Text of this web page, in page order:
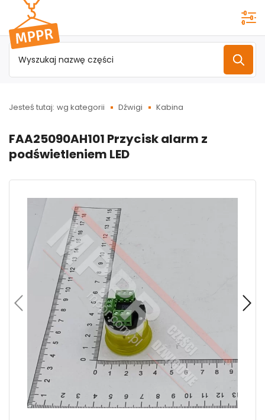
Przejdź do
menu
głównego
Jesteś tutaj: wg kategorii Dźwigi Kabina
FAA25090AH101 Przycisk alarm z
podświetleniem LED